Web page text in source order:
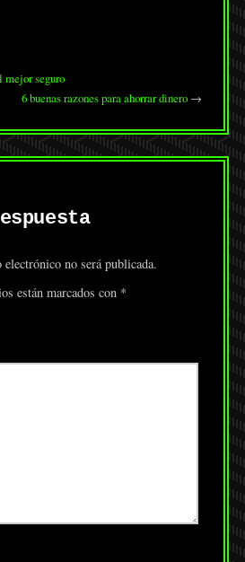
mejor seguro
6 buenas razones para ahorrar dinero →
no será publicada.
están marcados con *